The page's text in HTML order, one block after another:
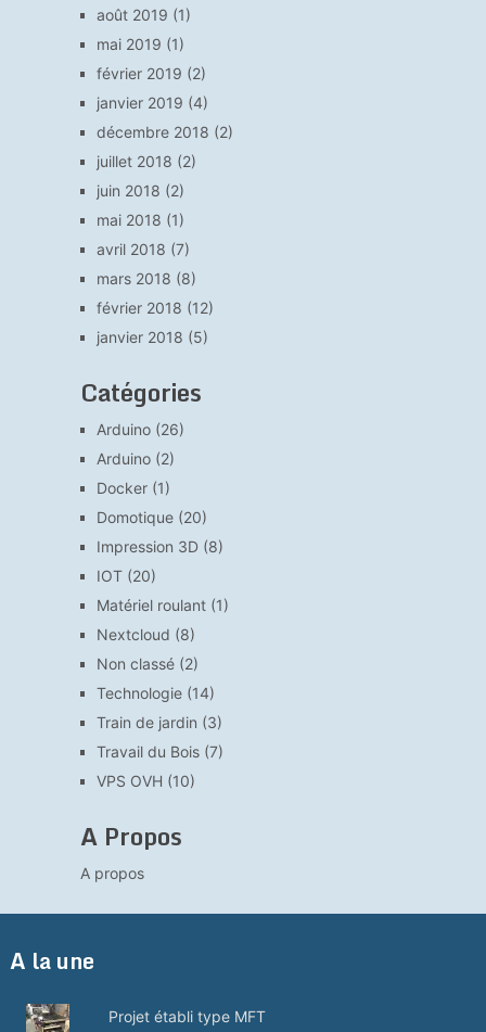
août 2019 (1)
mai 2019 (1)
février 2019 (2)
janvier 2019 (4)
décembre 2018 (2)
juillet 2018 (2)
juin 2018 (2)
mai 2018 (1)
avril 2018 (7)
mars 2018 (8)
février 2018 (12)
janvier 2018 (5)
Catégories
Arduino(26)
Arduino(2)
Docker(1)
Domotique(20)
Impression 3D(8)
IOT(20)
Matériel roulant(1)
Nextcloud (8)
Non classé(2)
Technologie(14)
Train de jardin (3)
Travail du Bois(7)
VPS OVH (10)
A Propos
A propos
A la une
Projet établi type MFT